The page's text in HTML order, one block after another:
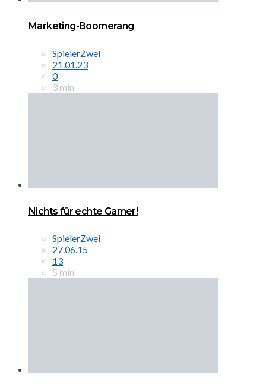
Marketing-Boomerang
SpielerZwei
21.01.23
0
3 min
Nichts für echte Gamer!
SpielerZwei
27.06.15
13
5 min